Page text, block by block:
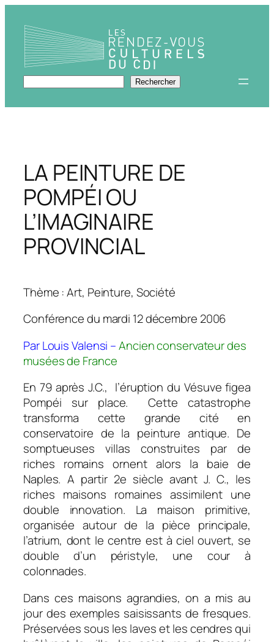
contenu
Rechercher Rechercher
LA PEINTURE DE
POMPÉI OU
L’IMAGINAIRE
PROVINCIAL
Thème : Art, Peinture, Société
Conférence du mardi 12 décembre 2006
Par Louis Valensi –Ancien conservateur des
musées de France
En 79 après J.C., l’éruption du Vésuve figea
Pompéi sur place. Cette catastrophe
transforma cette grande cité en
conservatoire de la peinture antique. De
somptueuses villas construites par de
riches romains ornent alors la baie de
Naples. A partir 2e siècle avant J. C., les
riches maisons romaines assimilent une
double innovation. La maison primitive,
organisée autour de la pièce principale,
l’atrium, dont le centre est à ciel ouvert, se
double d’un péristyle, une cour à
colonnades.
Dans ces maisons agrandies, on a mis au
jour des exemples saisissants de fresques.
Préservées sous les laves et les cendres qui